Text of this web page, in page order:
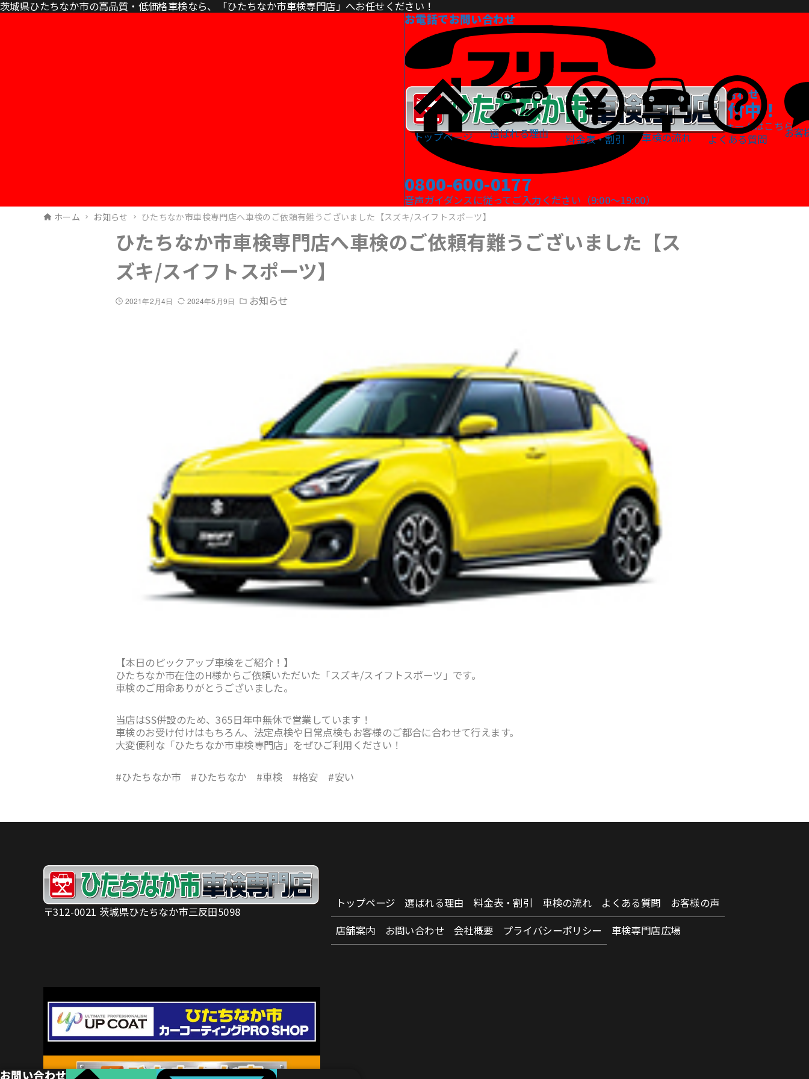
茨城県ひたちなか市の高品質・低価格車検なら、「ひたちなか市車検専門店」へお任せください！
お電話でお問い合わせ
0800-600-0177
音声ガイダンスに従ってご入力ください（9:00～19:00）
WEBでお問い合わせ
24時間受付中！
お問い合わせフォームはこちら
トップページ 選ばれる理由 料金表・割引 車検の流れ よくある質問 お客
ホーム お知らせ ひたちなか市車検専門店へ車検のご依頼有難うございました【スズキ/スイフトスポーツ】
ひたちなか市車検専門店へ車検のご依頼有難うございました【ス
ズキ/スイフトスポーツ】
2021年2月4日 2024年5月9日 お知らせ
【本日のピックアップ車検をご紹介！】
ひたちなか市在住のH様からご依頼いただいた「スズキ/スイフトスポーツ」です。
車検のご用命ありがとうございました。
当店はSS併設のため、365日年中無休で営業しています！
車検のお受け付けはもちろん、法定点検や日常点検もお客様のご都合に合わせて行えます。
大変便利な「ひたちなか市車検専門店」をぜひご利用ください！
#ひたちなか市 #ひたちなか #車検 #格安 #安い
お問い合わせ
〒312-0021 茨城県ひたちなか市三反田5098
トップページ 選ばれる理由 料金表・割引 車検の流れ よくある質問
お客様の声
店舗案内
お問い合わせ 会社概要 プライバシーポリシー 車検専門店広場